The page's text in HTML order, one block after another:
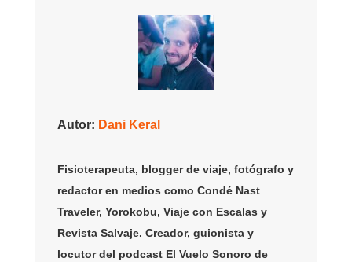
Autor: Dani Keral
Fisioterapeuta, blogger de viaje, fotógrafo y
redactor en medios como Condé Nast
Traveler, Yorokobu, Viaje con Escalas y
Revista Salvaje. Creador, guionista y
locutor del podcast El Vuelo Sonoro de